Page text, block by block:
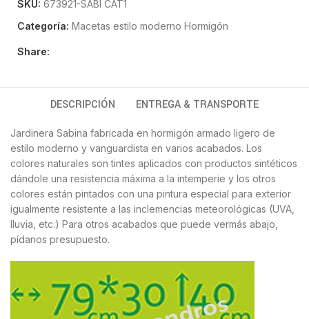
SKU: 673921-SABI CAT1
Categoría: Macetas estilo moderno Hormigón
Share:
DESCRIPCIÓN ENTREGA & TRANSPORTE
Jardinera Sabina fabricada en hormigón armado ligero de
estilo moderno y vanguardista en varios acabados. Los
colores naturales son tintes aplicados con productos sintéticos
dándole una resistencia máxima a la intemperie y los otros
colores están pintados con una pintura especial para exterior
igualmente resistente a las inclemencias meteorológicas (UVA,
lluvia, etc.) Para otros acabados que puede vermás abajo,
pídanos presupuesto.